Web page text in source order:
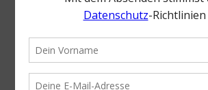
Unique Towers | FIFA WM
Düsseldorf | Topliste | Foto: